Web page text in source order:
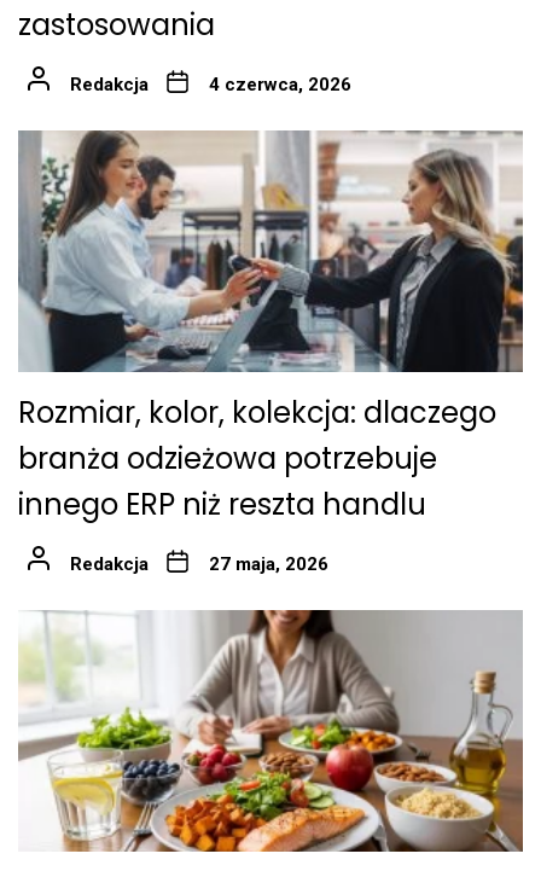
zastosowania
Redakcja 4 czerwca, 2026
Rozmiar, kolor, kolekcja: dlaczego
branża odzieżowa potrzebuje
innego ERP niż reszta handlu
Redakcja 27 maja, 2026